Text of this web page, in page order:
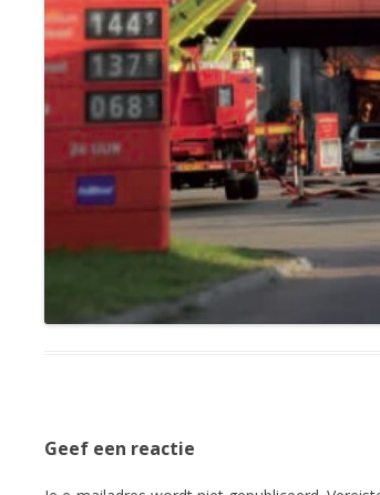
Geef een reactie